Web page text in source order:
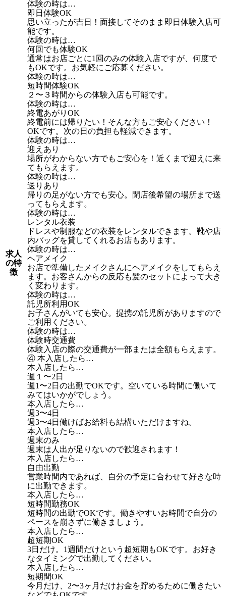
求人
の特
徴
体験の時は…
即日体験OK
思い立ったが吉日！面接してそのまま即日体験入店可
能です。
体験の時は…
何回でも体験OK
通常はお店ごとに1回のみの体験入店ですが、何度で
もOKです。お気軽にご応募ください。
体験の時は…
短時間体験OK
２〜３時間からの体験入店も可能です。
体験の時は…
終電あがりOK
終電前には帰りたい！そんな方もご安心ください！
OKです。次の日の負担も軽減できます。
体験の時は…
迎えあり
場所がわからない方でもご安心を！近くまで迎えに来
てもらえます。
体験の時は…
送りあり
帰りの足がない方でも安心。閉店後希望の場所まで送
ってもらえます。
体験の時は…
レンタル衣装
ドレスや制服などの衣装をレンタルできます。靴や店
内バッグを貸してくれるお店もあります。
体験の時は…
ヘアメイク
お店で準備したメイクさんにヘアメイクをしてもらえ
ます。お客さんからの反応も髪のセットによって大き
く変わります。
体験の時は…
託児所利用OK
お子さんがいても安心。提携の託児所がありますので
ご利用ください。
体験の時は…
体験時交通費
体験入店の際の交通費が一部または全額もらえます。
④ 本入店したら…
本入店したら…
週１〜2日
週1〜2日の出勤でOKです。空いている時間に働いて
みてはいかがでしょう。
本入店したら…
週3〜4日
週3〜4日働けばお給料も結構いただけますね。
本入店したら…
週末のみ
週末は人出が足りないので歓迎されます！
本入店したら…
自由出勤
営業時間内であれば、自分の予定に合わせて好きな時
に出勤できます。
本入店したら…
短時間勤務OK
短時間の出勤でOKです。働きやすいお時間で自分の
ペースを崩さずに働きましょう。
本入店したら…
超短期OK
3日だけ。1週間だけという超短期もOKです。お好き
なタイミングで出勤してください。
本入店したら…
短期間OK
今月だけ、2〜3ヶ月だけお金を貯めるために働きたい